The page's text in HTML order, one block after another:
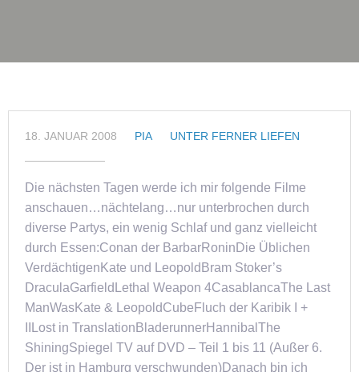
18. JANUAR 2008 PIA UNTER FERNER LIEFEN
Die nächsten Tagen werde ich mir folgende Filme
anschauen…nächtelang…nur unterbrochen durch
diverse Partys, ein wenig Schlaf und ganz vielleicht
durch Essen:Conan der BarbarRoninDie Üblichen
VerdächtigenKate und LeopoldBram Stoker’s
DraculaGarfieldLethal Weapon 4CasablancaThe Last
ManWasKate & LeopoldCubeFluch der Karibik I +
IILost in TranslationBladerunnerHannibalThe
ShiningSpiegel TV auf DVD – Teil 1 bis 11 (Außer 6.
Der ist in Hamburg verschwunden)Danach bin ich